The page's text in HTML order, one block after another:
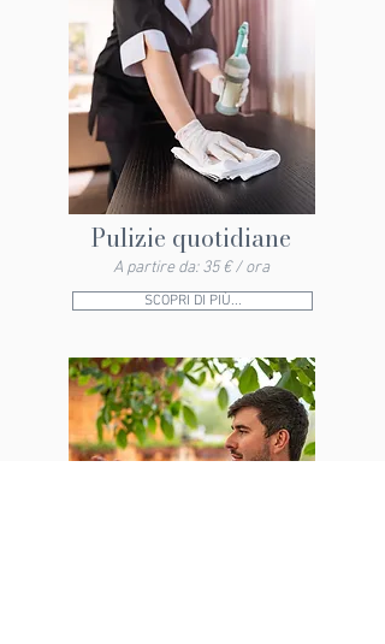
Pulizie quotidiane
A partire da: 35 € / ora
SCOPRI DI PIÙ...